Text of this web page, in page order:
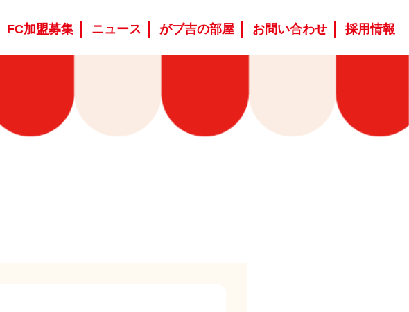
FC加盟募集 ニュース がブ吉の部屋 お問い合わせ 採用情報